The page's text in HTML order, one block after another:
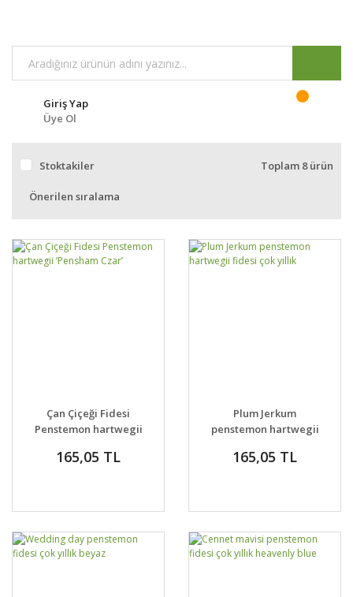
Giriş Yap
Üye Ol
Stoktakiler Toplam 8 ürün
Çan Çiçeği Fidesi
Penstemon hartwegii
165,05 TL
Plum Jerkum
penstemon hartwegii
165,05 TL